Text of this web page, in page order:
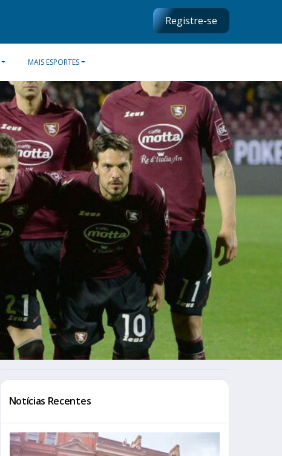
Registre-se
MAIS ESPORTES
Notícias Recentes